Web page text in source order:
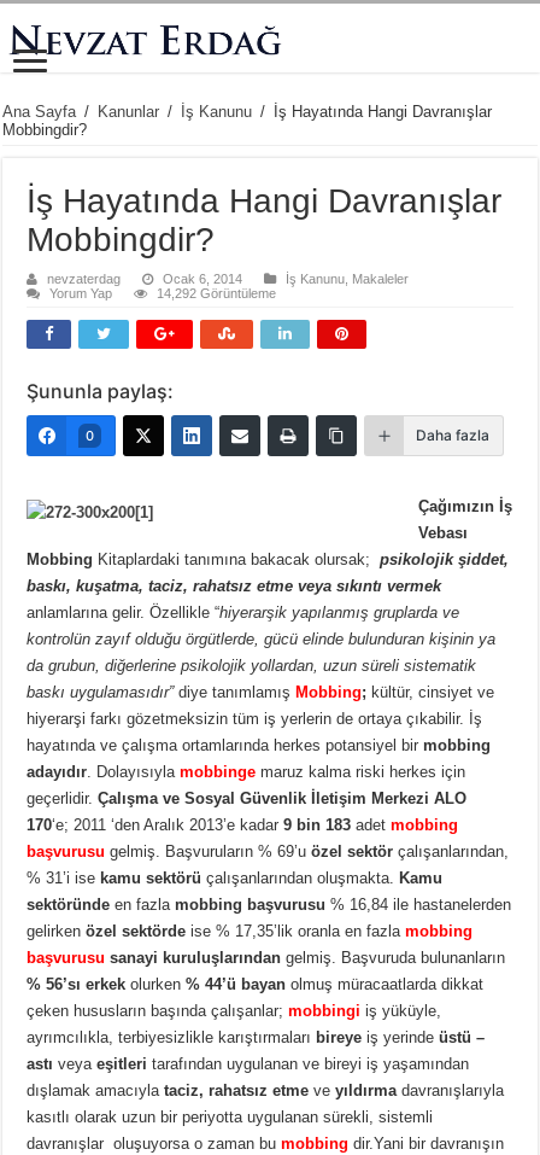
Ana Sayfa / Kanunlar / İş Kanunu /
İş Hayatında Hangi Davranışlar
Mobbingdir?
İş Hayatında Hangi Davranışlar
Mobbingdir?
nevzaterdag Ocak 6, 2014 İş Kanunu Makaleler
Yorum Yap
14,292 Görüntüleme
Şununla paylaş:
0 Daha fazla
Çağımızın İş
Vebası
Mobbing Kitaplardaki tanımına bakacak olursak;
psikolojik şiddet,
baskı, kuşatma, taciz, rahatsız etme veya sıkıntı vermek
anlamlarına gelir. Özellikle “hiyerarşik yapılanmış gruplarda ve
kontrolün zayıf olduğu örgütlerde, gücü elinde bulunduran kişinin ya
da grubun, diğerlerine psikolojik yollardan, uzun süreli sistematik
baskı uygulamasıdır”diye tanımlamış Mobbing; kültür, cinsiyet ve
hiyerarşi farkı gözetmeksizin tüm iş yerlerin de ortaya çıkabilir. İş
hayatında ve çalışma ortamlarında herkes potansiyel birmobbing
adayıdır. Dolayısıylamobbinge maruz kalma riski herkes için
geçerlidir.Çalışma ve Sosyal Güvenlik İletişim Merkezi ALO
170‘e; 2011 ‘den Aralık 2013’e kadar9 bin 183 adetmobbing
başvurusu gelmiş. Başvuruların % 69’uözel sektör çalışanlarından,
% 31’i ise kamu sektörü çalışanlarından oluşmakta. Kamu
sektöründe en fazlamobbing başvurusu % 16,84 ile hastanelerden
gelirkenözel sektörde ise % 17,35’lik oranla en fazlamobbing
başvurusu sanayi kuruluşlarından gelmiş. Başvuruda bulunanların
% 56’sı erkek olurken% 44’ü bayan olmuş müracaatlarda dikkat
çeken hususların başında çalışanlar;mobbingi iş yüküyle,
ayrımcılıkla, terbiyesizlikle karıştırmaları bireye iş yerindeüstü –
astı veyaeşitleri tarafından uygulanan ve bireyi iş yaşamından
dışlamak amacıylataciz, rahatsız etme veyıldırmadavranışlarıyla
kasıtlı olarak uzun bir periyotta uygulanan sürekli, sistemli
davranışlar oluşuyorsa o zaman bumobbing dir.Yani bir davranışın